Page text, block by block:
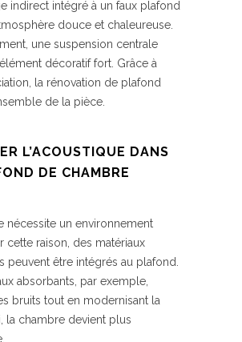
indirect intégré à un faux plafond
douce et chaleureuse.
une suspension centrale
décoratif fort. Grâce à
la rénovation de plafond
de la pièce.
L’ACOUSTIQUE DANS
DE CHAMBRE
nécessite un environnement
cette raison, des matériaux
peuvent être intégrés au plafond.
absorbants, par exemple,
bruits tout en modernisant la
la chambre devient plus